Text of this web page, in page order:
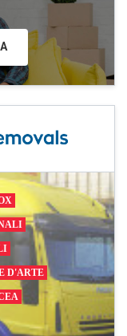
D'ARTE